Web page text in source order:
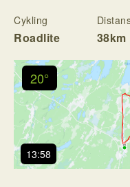
Cykling
Roadlite 38km
20°
13:58